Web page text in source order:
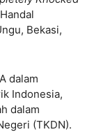
Bekasi,
dalam
Indonesia,
dalam
(TKDN).